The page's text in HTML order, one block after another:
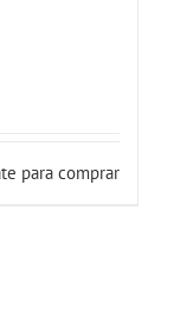
para comprar